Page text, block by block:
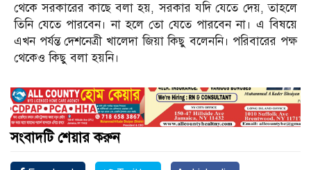
থেকে সরকারের কাছে বলা হয়, সরকার যদি যেতে দেয়, তাহলে
তিনি যেতে পারবেন। না হলে তো যেতে পারবেন না। এ বিষয়ে
এখন পর্যন্ত দেশনেত্রী খালেদা জিয়া কিছু বলেননি। পরিবারের পক্ষ
থেকেও কিছু বলা হয়নি।
সংবাদটি শেয়ার করুন